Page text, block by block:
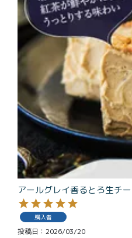
アールグレイ香るとろ生チ
購入者
投稿日 2026/03/20